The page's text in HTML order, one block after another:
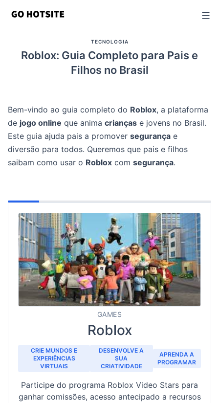
conteúdo
TECNOLOGIA
Roblox: Guia Completo para Pais e
Filhos no Brasil
Bem-vindo ao guia completo do Roblox, a plataforma
de jogo online que anima crianças e jovens no Brasil.
Este guia ajuda pais a promover segurança e
diversão para todos. Queremos que pais e filhos
saibam como usar o Roblox com segurança.
GAMES
Roblox
CRIE MUNDOS E
EXPERIÊNCIAS
VIRTUAIS
DESENVOLVE A
SUA
CRIATIVIDADE
APRENDA A
PROGRAMAR
Participe do programa Roblox Video Stars para
ganhar comissões, acesso antecipado a recursos